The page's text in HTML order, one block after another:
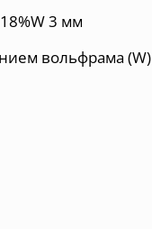
3 мм
вольфрама (W)